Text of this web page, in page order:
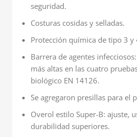
seguridad.
Costuras cosidas y selladas.
Protección química de tipo 3 y
Barrera de agentes
más altas en las cuatro
biológico EN 14126.
Se agregaron presillas para el
Overol estilo Super-B: ajuste,
durabilidad superiores.